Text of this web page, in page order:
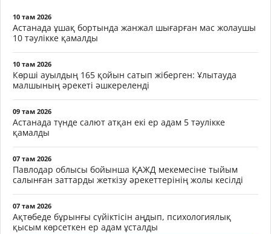
10 там 2026
Астанада ұшақ бортында жанжал шығарған мас жолаушы
10 тәулікке қамалды
10 там 2026
Көрші ауылдың 165 қойын сатып жіберген: Ұлытауда
малшының әрекеті әшкереленді
09 там 2026
Астанада түнде салют атқан екі ер адам 5 тәулікке
қамалды
07 там 2026
Павлодар облысы бойынша ҚАЖД мекемесіне тыйым
салынған заттарды жеткізу әрекеттерінің жолы кесілді
07 там 2026
Ақтөбеде бұрынғы сүйіктісін аңдып, психологиялық
қысым көрсеткен ер адам ұсталды